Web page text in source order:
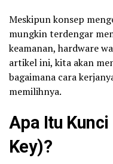
Meskipun konsep
mungkin terdengar
keamanan, hardware
artikel ini, kita akan
bagaimana cara
memilihnya.
Apa Itu
Key)?